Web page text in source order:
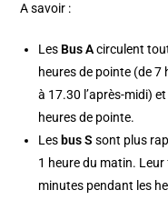
A savoir :
Les Bus Acirculent
heures de pointe (de 7
à 17.30 l’après-midi)
heures de pointe.
Les bus S sont plus
1 heure du matin.
minutes pendant les